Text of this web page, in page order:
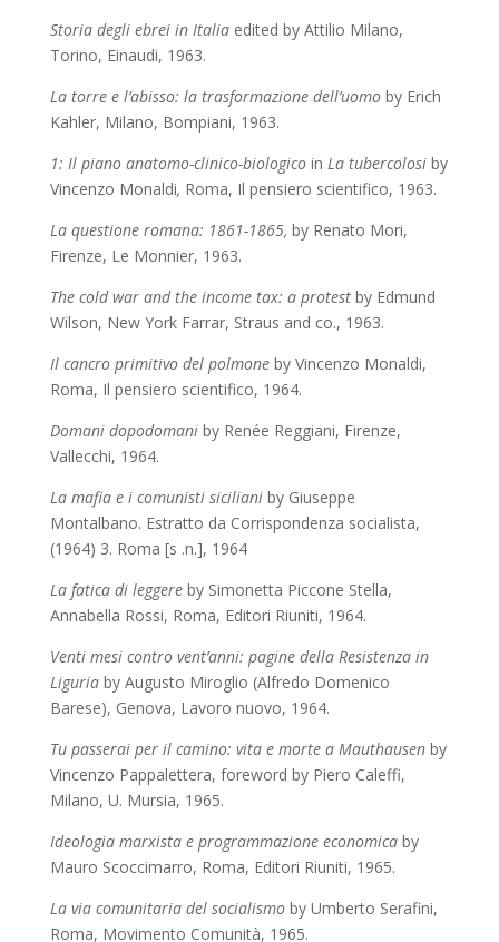
Storia degli ebrei in Italia edited by Attilio Milano,
Torino, Einaudi, 1963.
La torre e l’abisso: la trasformazione dell’uomo by Erich
Kahler, Milano, Bompiani, 1963.
1: Il piano anatomo-clinico-biologico in La tubercolosi by
Vincenzo Monaldi, Roma, Il pensiero scientifico, 1963.
La questione romana: 1861-1865, by Renato Mori,
Firenze, Le Monnier, 1963.
The cold war and the income tax: a protest by Edmund
Wilson, New York Farrar, Straus and co., 1963.
Il cancro primitivo del polmoneby Vincenzo Monaldi,
Roma, Il pensiero scientifico, 1964.
Domani dopodomani by Renée Reggiani, Firenze,
Vallecchi, 1964.
La mafia e i comunisti siciliani by Giuseppe
Montalbano. Estratto da Corrispondenza socialista,
(1964) 3. Roma [s .n.], 1964
La fatica di leggere by Simonetta Piccone Stella,
Annabella Rossi, Roma, Editori Riuniti, 1964.
Venti mesi contro vent’anni: pagine della Resistenza in
Liguria by Augusto Miroglio (Alfredo Domenico
Barese), Genova, Lavoro nuovo, 1964.
Tu passerai per il camino: vita e morte a Mauthausen by
Vincenzo Pappalettera, foreword by Piero Caleffi,
Milano, U. Mursia, 1965.
Ideologia marxista e programmazione economica by
Mauro Scoccimarro, Roma, Editori Riuniti, 1965.
La via comunitaria del socialismo by Umberto Serafini,
Roma, Movimento Comunità, 1965.